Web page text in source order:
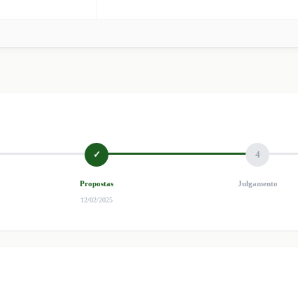
✓
Propostas
12/02/2025
4
Julgamento